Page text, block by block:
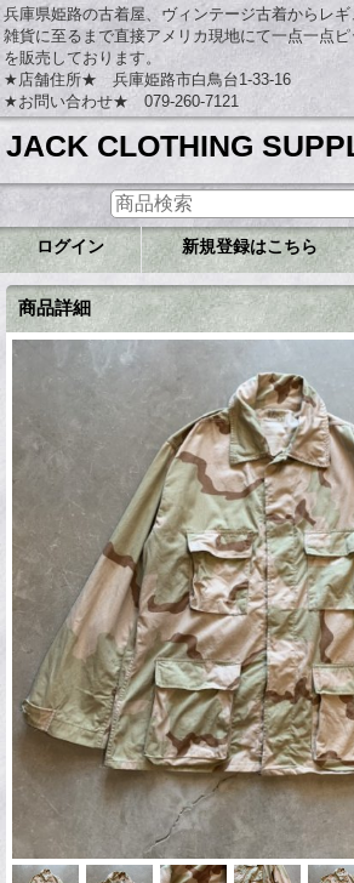
兵庫県姫路の古着屋、ヴィンテージ古着からレギ
雑貨に至るまで直接アメリカ現地にて一点一点
を販売しております。
★店舗住所★ 兵庫姫路市白鳥台1-33-16
★お問い合わせ★ 079-260-7121
JACK CLOTHING
ログイン 新規登録はこちら
商品詳細